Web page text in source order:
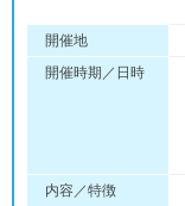
開催地
開催時期／日時
内容／特徴